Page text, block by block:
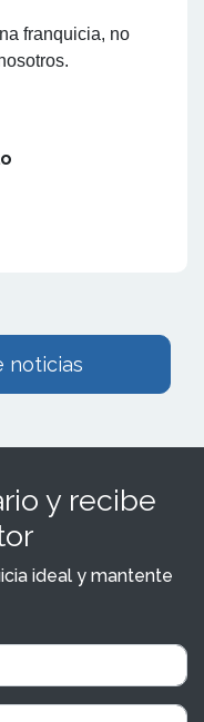
franquicia, no
noticias
y recibe
ideal y mantente